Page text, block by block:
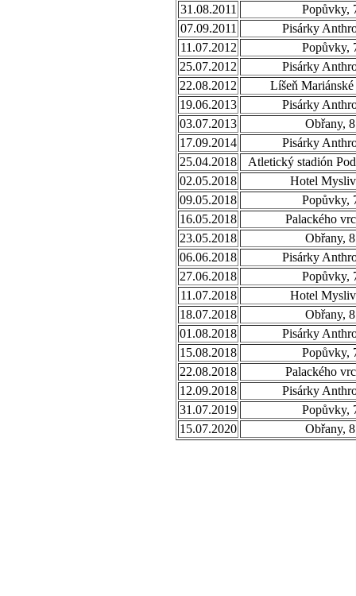
31.08.2011
Popůvky,
07.09.2011
Pisárky
11.07.2012
Popůvky,
25.07.2012
Pisárky
22.08.2012
Líšeň
19.06.2013
Pisárky
03.07.2013
Obřany,
17.09.2014
Pisárky
25.04.2018
Atletický stadión
02.05.2018
Hotel
09.05.2018
Popůvky,
16.05.2018
Palackého
23.05.2018
Obřany,
06.06.2018
Pisárky
27.06.2018
Popůvky,
11.07.2018
Hotel
18.07.2018
Obřany,
01.08.2018
Pisárky
15.08.2018
Popůvky,
22.08.2018
Palackého
12.09.2018
Pisárky
31.07.2019
Popůvky,
15.07.2020
Obřany,